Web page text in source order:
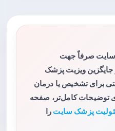
صرفاً جهت
ویزیت پزشک
برای تشخیص یا درمان
توضیحات کامل‌تر، صفحه
پزشک سایت را